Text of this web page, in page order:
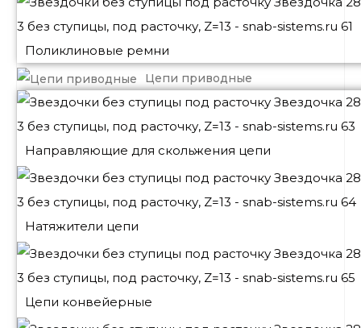
Поликлиновые ремни
Цепи приводные
Направляющие для скольжения цепи
Натяжители цепи
Цепи конвейерные